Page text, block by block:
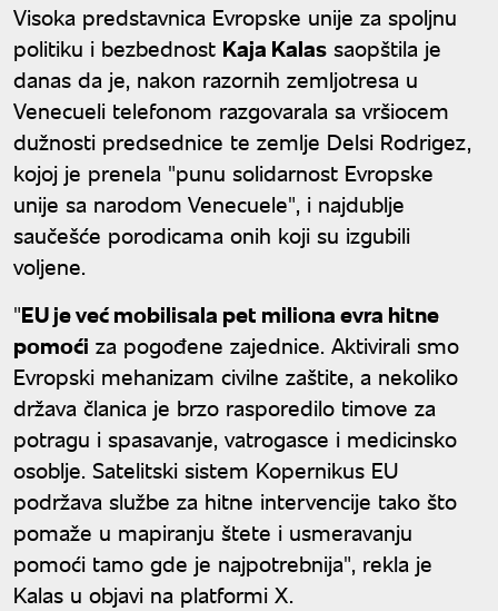
Visoka predstavnica Evropske unije za spoljnu
politiku i bezbednost Kaja Kalas saopštila je
danas da je, nakon razornih zemljotresa u
Venecueli telefonom razgovarala sa vršiocem
dužnosti predsednice te zemlje Delsi Rodrigez,
kojoj je prenela "punu solidarnost Evropske
unije sa narodom Venecuele", i najdublje
saučešće porodicama onih koji su izgubili
voljene.
"EU je već mobilisala pet miliona evra hitne
pomoći za pogođene zajednice. Aktivirali smo
Evropski mehanizam civilne zaštite, a nekoliko
država članica je brzo rasporedilo timove za
potragu i spasavanje, vatrogasce i medicinsko
osoblje. Satelitski sistem Kopernikus EU
podržava službe za hitne intervencije tako što
pomaže u mapiranju štete i usmeravanju
pomoći tamo gde je najpotrebnija", rekla je
Kalas u objavi na platformi X.